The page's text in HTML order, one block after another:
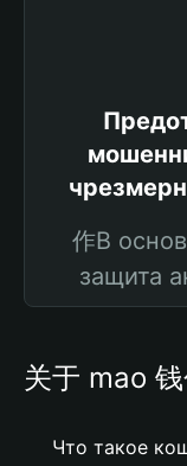
作В
защита
关于 mao 钱
Что такое